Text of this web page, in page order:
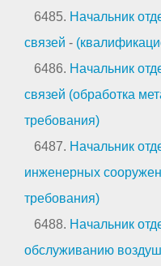
6485. Начальник
связей -
6486. Начальник
связей (обработка
требования)
6487. Начальник
инженерных
требования)
6488. Начальник
обслуживанию